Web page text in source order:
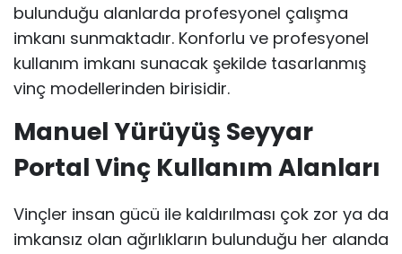
bulunduğu alanlarda profesyonel çalışma
imkanı sunmaktadır. Konforlu ve profesyonel
kullanım imkanı sunacak şekilde tasarlanmış
vinç modellerinden birisidir.
Manuel Yürüyüş Seyyar
Portal Vinç Kullanım Alanları
Vinçler insan gücü ile kaldırılması çok zor ya da
imkansız olan ağırlıkların bulunduğu her alanda